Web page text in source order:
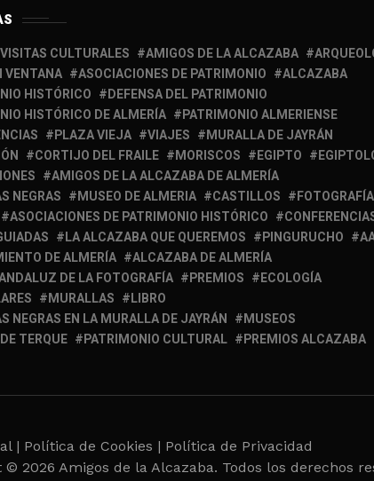
CULTURALES
AMIGOS DE LA ALCAZABA
VENTANA
ASOCIACIONES DE PATRIMONIO
ALCAZABA
HISTÓRICO
DEFENSA DEL PATRIMONIO
HISTÓRICO DE ALMERÍA
PATRIMONIO ALMERIENSE
PLAZA VIEJA VIAJES
MURALLA DE JAYRÁN
CORTIJO DEL FRAILE MORISCOS EGIPTO
AMIGOS DE LA ALCAZABA DE ALMERÍA
NEGRAS
MUSEO DE ALMERIA CASTILLOS
FOTOGRAFÍA
ASOCIACIONES DE PATRIMONIO HISTÓRICO
LA ALCAZABA QUE QUEREMOS PINGURUCHO
DE ALMERÍA
ALCAZABA DE ALMERÍA
DE LA FOTOGRAFÍA
PREMIOS
ECOLOGÍA
MURALLAS
LIBRO
NEGRAS EN LA MURALLA DE JAYRÁN
MUSEOS
TERQUE
PATRIMONIO CULTURAL PREMIOS ALCAZABA
| Política de Cookies | Política de Privacidad
© 2026 Amigos de la Alcazaba. Todos los derechos